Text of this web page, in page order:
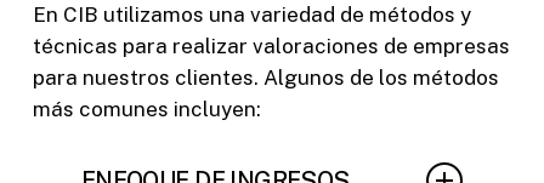
En CIB utilizamos una variedad de métodos y
técnicas para realizar valoraciones de empresas
para nuestros clientes. Algunos de los métodos
más comunes incluyen: